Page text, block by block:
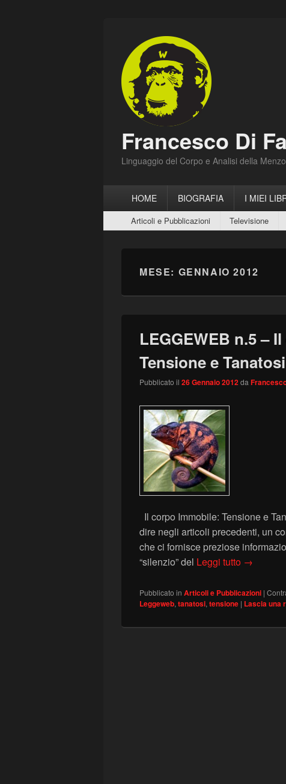
Francesco Di
Linguaggio del Corpo e Analisi della
principaleHOME BIOGRAFIA I MIEI
secondario
Articoli e Pubblicazioni Televisione
MESE: GENNAIO 2012
LEGGEWEB n.5 –
Tensione e Tanatosi
Pubblicato il 26 Gennaio 2012da
Il corpo Immobile: Tensione e
dire negli articoli precedenti, un
che ci fornisce preziose
“silenzio” del Leggi tutto →
Pubblicato in Articoli e Pubblicazioni |
Leggeweb, tanatosi, tensione | Lascia una